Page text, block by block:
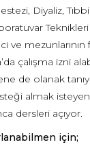
Diyaliz,
ve
çalışma izni
de olanak
almak
dersleri açıyor.
için;